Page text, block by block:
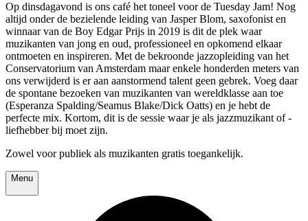
Op dinsdagavond is ons café het toneel voor de Tuesday Jam! Nog
altijd onder de bezielende leiding van Jasper Blom, saxofonist en
winnaar van de Boy Edgar Prijs in 2019 is dit de plek waar
muzikanten van jong en oud, professioneel en opkomend elkaar
ontmoeten en inspireren. Met de bekroonde jazzopleiding van het
Conservatorium van Amsterdam maar enkele honderden meters van
ons verwijderd is er aan aanstormend talent geen gebrek. Voeg daar
de spontane bezoeken van muzikanten van wereldklasse aan toe
(Esperanza Spalding/Seamus Blake/Dick Oatts) en je hebt de
perfecte mix. Kortom, dit is de sessie waar je als jazzmuzikant of -
liefhebber bij moet zijn.
Zowel voor publiek als muzikanten gratis toegankelijk.
Menu